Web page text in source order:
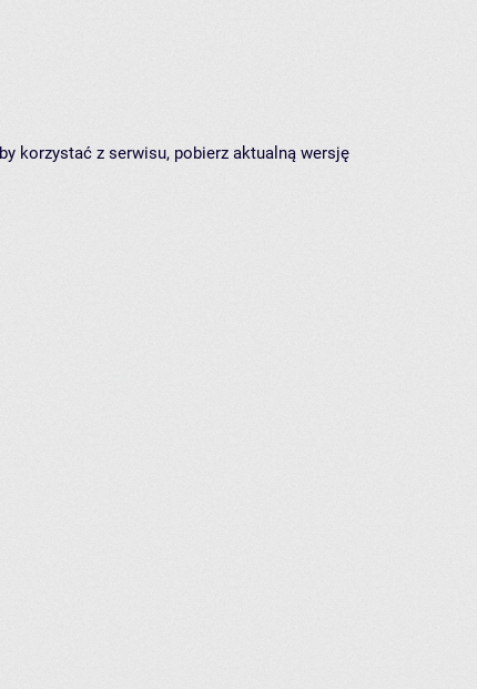
korzystać z serwisu, pobierz aktualną wersję